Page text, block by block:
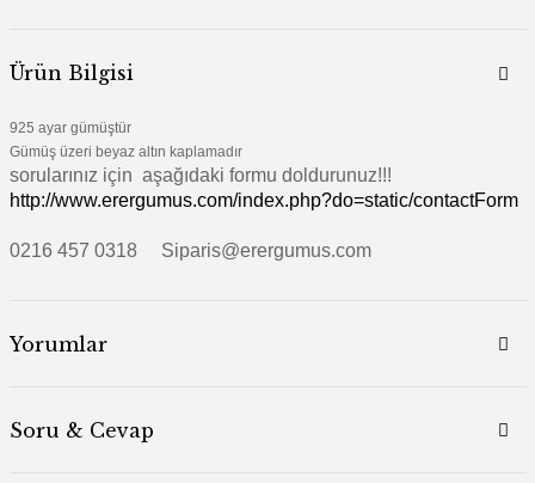
Ürün Bilgisi
925 ayar gümüştür
Gümüş üzeri beyaz altın kaplamadır
sorularınız için aşağıdaki formu doldurunuz!!!
http://www.erergumus.com/index.php?do=static/contactForm
0216 457 0318 Siparis@erergumus.com
Yorumlar
Soru & Cevap